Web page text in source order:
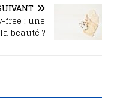
free : une
beauté ?